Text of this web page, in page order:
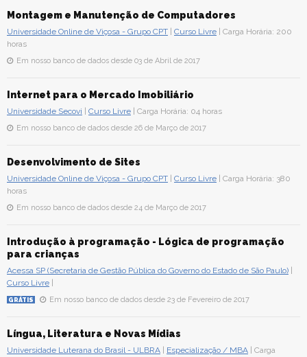
Montagem e Manutenção de Computadores
Universidade Online de Viçosa - Grupo CPT Curso Livre | Carga Horária: 200
horas
Em nosso banco de dados desde 03 de Abril de 2017
Internet para o Mercado Imobiliário
Universidade Secovi Curso Livre | Carga Horária: 04 horas
Em nosso banco de dados desde 26 de Março de 2017
Desenvolvimento de Sites
Universidade Online de Viçosa - Grupo CPT Curso Livre | Carga Horária: 380
horas
Em nosso banco de dados desde 24 de Março de 2017
Introdução à programação - Lógica de programação
para crianças
Acessa SP (Secretaria de Gestão Pública do Governo do Estado de São Paulo)
Curso Livre
GRÁTIS Em nosso banco de dados desde 23 de Fevereiro de 2017
Língua, Literatura e Novas Mídias
Universidade Luterana do Brasil - ULBRA Especialização / MBA | Carga